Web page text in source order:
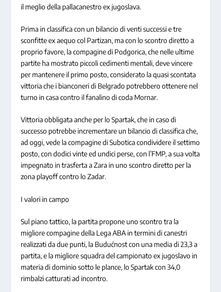
il meglio della pallacanestro ex jugoslava.
Prima in classifica con un bilancio di venti successi e tre
sconfitte ex aequo col Partizan, ma con lo scontro diretto a
proprio favore, la compagine di Podgorica, che nelle ultime
partite ha mostrato piccoli cedimenti mentali, deve vincere
per mantenere il primo posto, considerato la quasi scontata
vittoria che i bianconeri di Belgrado potrebbero ottenere nel
turno in casa contro il fanalino di coda Mornar.
Vittoria obbligata anche per lo Spartak, che in caso di
successo potrebbe incrementare un bilancio di classifica che,
ad oggi, vede la compagine di Subotica condividere il settimo
posto, con dodici vinte ed undici perse, con l’FMP, a sua volta
impegnato in trasferta a Zara in uno scontro diretto per la
zona playoff contro lo Zadar.
I valori in campo
Sul piano tattico, la partita propone uno scontro tra la
migliore compagine della Lega ABA in termini di canestri
realizzati da due punti, la Budućnost con una media di 23,3 a
partita, e la migliore squadra del campionato ex jugoslavo in
materia di dominio sotto le plance, lo Spartak con 34,0
rimbalzi catturati ad incontro.